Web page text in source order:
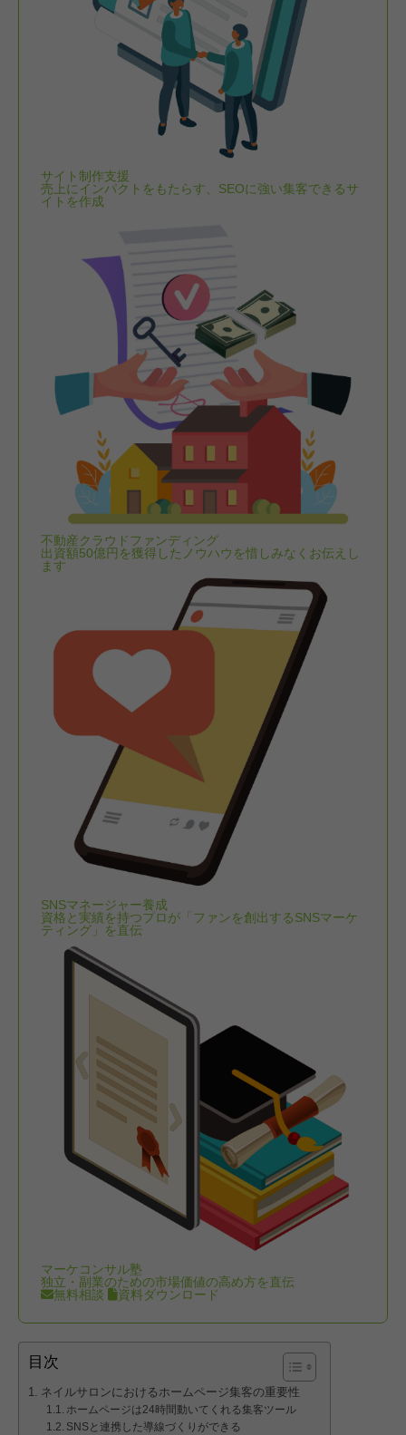
サイト制作支援
売上にインパクトをもたらす、SEOに強い集客できるサ
イトを作成
不動産クラウドファンディング
出資額50億円を獲得したノウハウを惜しみなくお伝えし
ます
SNSマネージャー養成
資格と実績を持つプロが「ファンを創出するSNSマーケ
ティング」を直伝
マーケコンサル塾
独立・副業のための市場価値の高め方を直伝
無料相談
資料ダウンロード
目次
ネイルサロンにおけるホームページ集客の重要性
ホームページは24時間動いてくれる集客ツール
SNSと連携した導線づくりができる